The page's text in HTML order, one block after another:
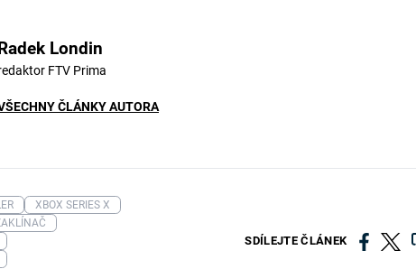
Radek Londin
FTV Prima
ČLÁNKY AUTORA
SDÍLEJTE ČLÁNEK
XBOX SERIES X